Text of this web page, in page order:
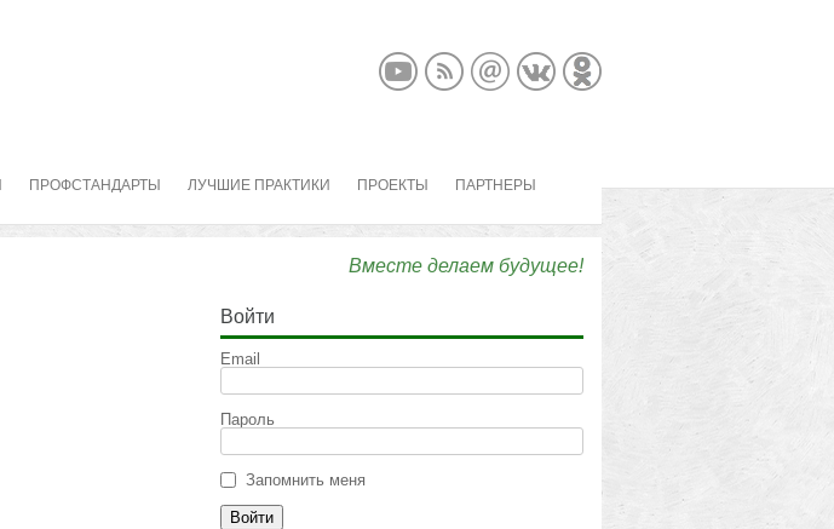
ПРОФСТАНДАРТЫ ЛУЧШИЕ ПРАКТИКИ ПРОЕКТЫ ПАРТНЕРЫ
Вместе делаем будущее!
Войти
Email
Пароль
Запомнить меня